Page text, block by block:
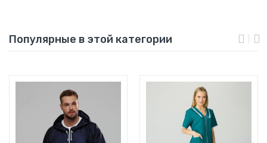
Популярные в этой категории